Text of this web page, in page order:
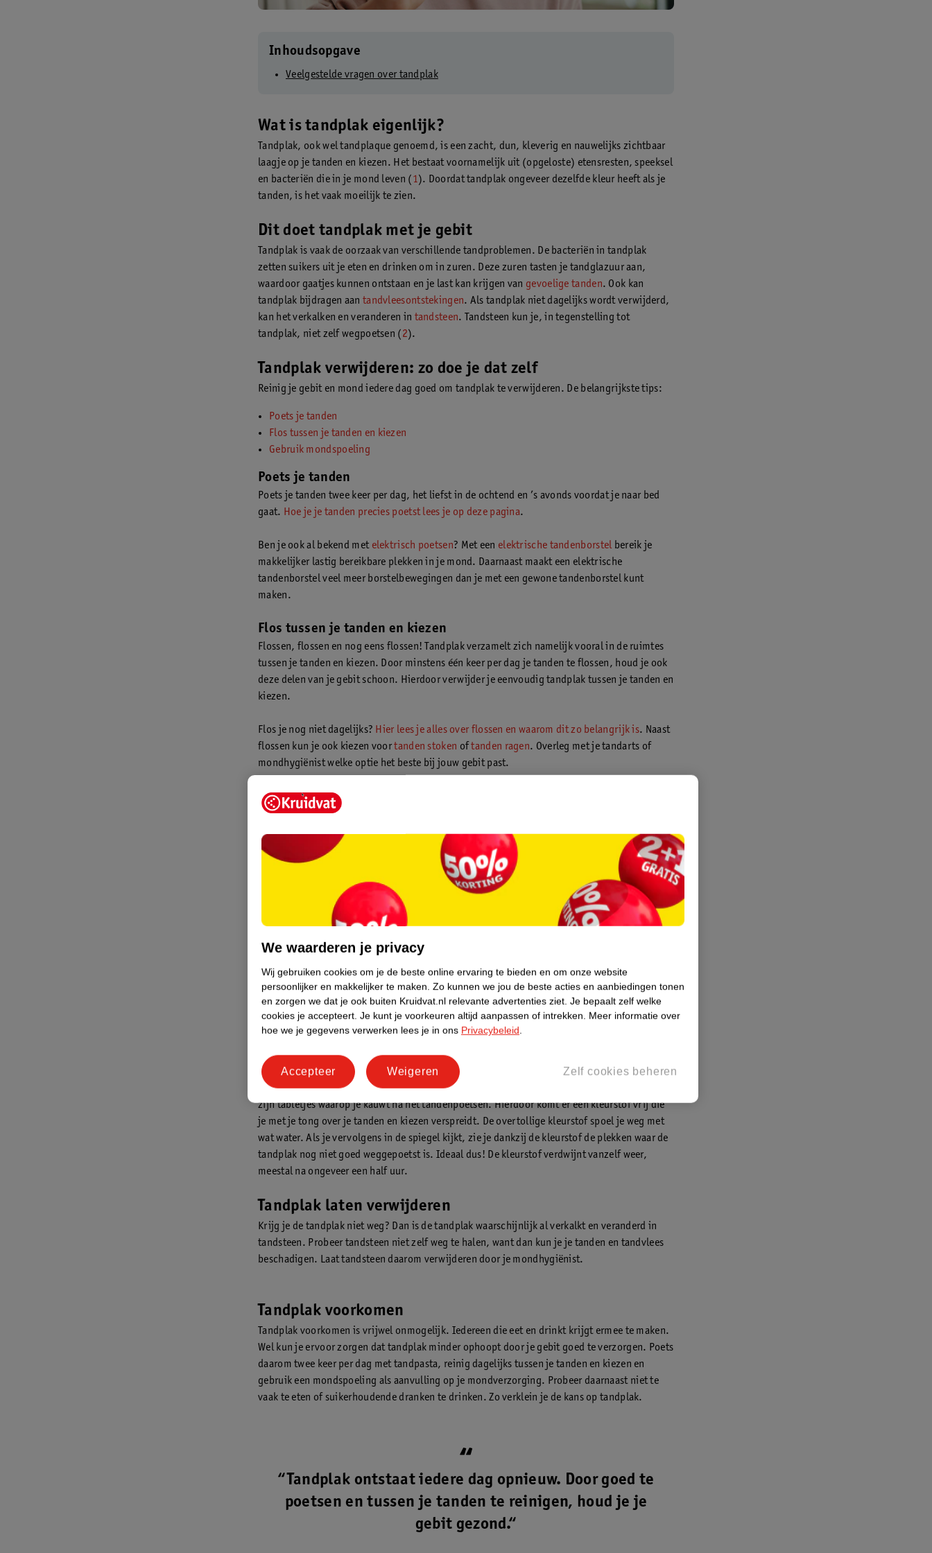
Inhoudsopgave
Veelgestelde vragen over tandplak
Wat is tandplak eigenlijk?
Tandplak, ook wel tandplaque genoemd, is een zacht, dun, kleverig en nauwelijks zichtbaar
laagje op je tanden en kiezen. Het bestaat voornamelijk uit (opgeloste) etensresten, speeksel
en bacteriën die in je mond leven (1). Doordat tandplak ongeveer dezelfde kleur heeft als je
tanden, is het vaak moeilijk te zien.
Dit doet tandplak met je gebit
Tandplak is vaak de oorzaak van verschillende tandproblemen. De bacteriën in tandplak
zetten suikers uit je eten en drinken om in zuren. Deze zuren tasten je tandglazuur aan,
waardoor gaatjes kunnen ontstaan en je last kan krijgen van gevoelige tanden. Ook kan
tandplak bijdragen aan tandvleesontstekingen. Als tandplak niet dagelijks wordt verwijderd,
kan het verkalken en veranderen in tandsteen. Tandsteen kun je, in tegenstelling tot
tandplak, niet zelf wegpoetsen (2).
Tandplak verwijderen: zo doe je dat zelf
Reinig je gebit en mond iedere dag goed om tandplak te verwijderen. De belangrijkste tips:
Poets je tanden
Flos tussen je tanden en kiezen
Gebruik mondspoeling
Poets je tanden
Poets je tanden twee keer per dag, het liefst in de ochtend en ’s avonds voordat je naar bed
gaat. Hoe je je tanden precies poetst lees je op deze pagina.
Ben je ook al bekend met elektrisch poetsen? Met een elektrische tandenborstel bereik je
makkelijker lastig bereikbare plekken in je mond. Daarnaast maakt een elektrische
tandenborstel veel meer borstelbewegingen dan je met een gewone tandenborstel kunt
maken.
Flos tussen je tanden en kiezen
Flossen, flossen en nog eens flossen! Tandplak verzamelt zich namelijk vooral in de ruimtes
tussen je tanden en kiezen. Door minstens één keer per dag je tanden te flossen, houd je ook
deze delen van je gebit schoon. Hierdoor verwijder je eenvoudig tandplak tussen je tanden en
kiezen.
Flos je nog niet dagelijks? Hier lees je alles over flossen en waarom dit zo belangrijk is. Naast
flossen kun je ook kiezen voortanden stoken oftanden ragen. Overleg met je tandarts of
mondhygiënist welke optie het beste bij jouw gebit past.
Gebruik mondspoeling
soorten mondspoeling helpen bacteriën die
tandplak veroorzaken te verminderen. Extra
pluspunt: je mond ruikt er ook nog eens
Ontdek hier welke soorten mondspoeling er
Tandplakverklikkers
Wat je niet kunt zien, is lastig schoon te maken. Gelukkig bestaan er tandplakverklikkers. Een
tandplakverklikker is een handig hulpmiddeltje waarmee tandplak beter zichtbaar wordt. Het
zijn tabletjes waarop je kauwt ná het tandenpoetsen. Hierdoor komt er een kleurstof vrij die
je met je tong over je tanden en kiezen verspreidt. De overtollige kleurstof spoel je weg met
wat water. Als je vervolgens in de spiegel kijkt, zie je dankzij de kleurstof de plekken waar de
tandplak nog niet goed weggepoetst is. Ideaal dus! De kleurstof verdwijnt vanzelf weer,
meestal na ongeveer een half uur.
Tandplak laten verwijderen
Krijg je de tandplak niet weg? Dan is de tandplak waarschijnlijk al verkalkt en veranderd in
tandsteen. Probeer tandsteen niet zelf weg te halen, want dan kun je je tanden en tandvlees
beschadigen. Laat tandsteen daarom verwijderen door je mondhygiënist.
Tandplak voorkomen
Tandplak voorkomen is vrijwel onmogelijk. Iedereen die eet en drinkt krijgt ermee te maken.
Wel kun je ervoor zorgen dat tandplak minder ophoopt door je gebit goed te verzorgen. Poets
daarom twee keer per dag met tandpasta, reinig dagelijks tussen je tanden en kiezen en
gebruik een mondspoeling als aanvulling op je mondverzorging. Probeer daarnaast niet te
vaak te eten of suikerhoudende dranken te drinken. Zo verklein je de kans op tandplak.
“Tandplak ontstaat iedere dag opnieuw. Door goed te
poetsen en tussen je tanden te reinigen, houd je je
gebit gezond.“
We waarderen je privacy
Wij gebruiken cookies om je de beste online ervaring te bieden en om onze website
persoonlijker en makkelijker te maken. Zo kunnen we jou de beste acties en aanbiedingen tonen
en zorgen we dat je ook buiten Kruidvat.nl relevante advertenties ziet. Je bepaalt zelf welke
cookies je accepteert. Je kunt je voorkeuren altijd aanpassen of intrekken. Meer informatie over
hoe we je gegevens verwerken lees je in ons Privacybeleid.
Zelf cookies beheren
Weigeren
Accepteer